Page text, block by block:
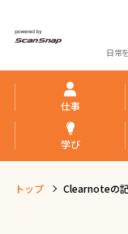
日常
仕事
学び
トップ Clearnoteの